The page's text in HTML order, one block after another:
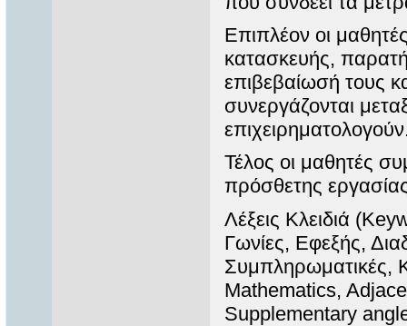
Επιπλέον οι
κατασκευής,
επιβεβαίωσή τους
συνεργάζονται
Τέλος οι μαθητές
πρόσθετης
Λέξεις Κλειδιά
Γωνίες, Εφεξής,
Συμπληρωματικές,
Mathematics,
Supplementary